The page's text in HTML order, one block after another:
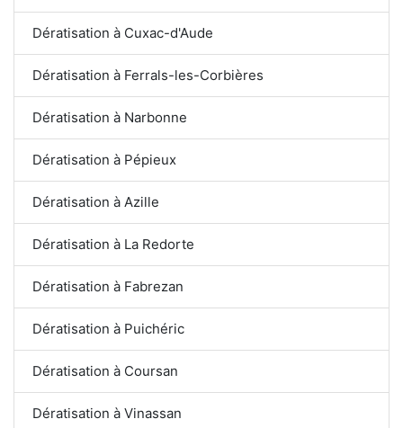
Dératisation à Cuxac-d'Aude
Dératisation à Ferrals-les-Corbières
Dératisation à Narbonne
Dératisation à Pépieux
Dératisation à Azille
Dératisation à La Redorte
Dératisation à Fabrezan
Dératisation à Puichéric
Dératisation à Coursan
Dératisation à Vinassan